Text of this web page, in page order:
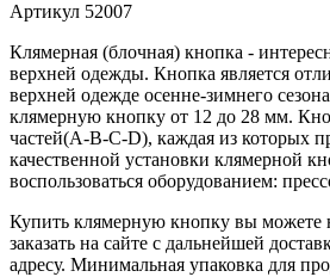
Артикул 52007
Клямерная (блочная) кнопка -
верхней одежды. Кнопка является
верхней одежде осенне-зимнего
клямерную кнопку от 12 до 28 мм.
частей(А-В-С-D), каждая из которых
качественной установки клямерной
воспользоваться оборудованием:
Купить клямерную кнопку вы можете
заказать на сайте с дальнейшей
адресу. Минимальная упаковка для